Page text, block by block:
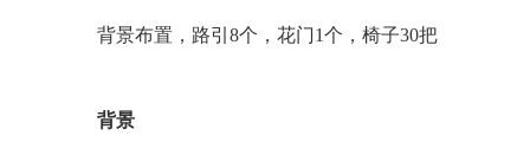
背景布置，路引 8个，花门1个，椅子30把
背景